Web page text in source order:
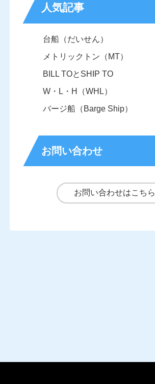
人気記事
台船（だいせん）
メトリックトン（MT）
BILL TOとSHIP TO
W・L・H（WHL）
バージ船（Barge Ship）
お問い合わせ
お問い合わせはこちら